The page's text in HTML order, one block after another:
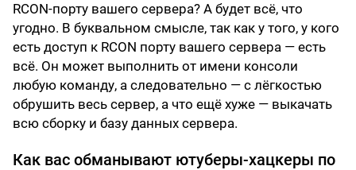
RCON-порту вашего сервера? А будет всё, что
угодно. В буквальном смысле, так как у того, у кого
есть доступ к RCON порту вашего сервера — есть
всё. Он может выполнить от имени консоли
любую команду, а следовательно — с лёгкостью
обрушить весь сервер, а что ещё хуже — выкачать
всю сборку и базу данных сервера.
Как вас обманывают ютуберы-хацкеры по